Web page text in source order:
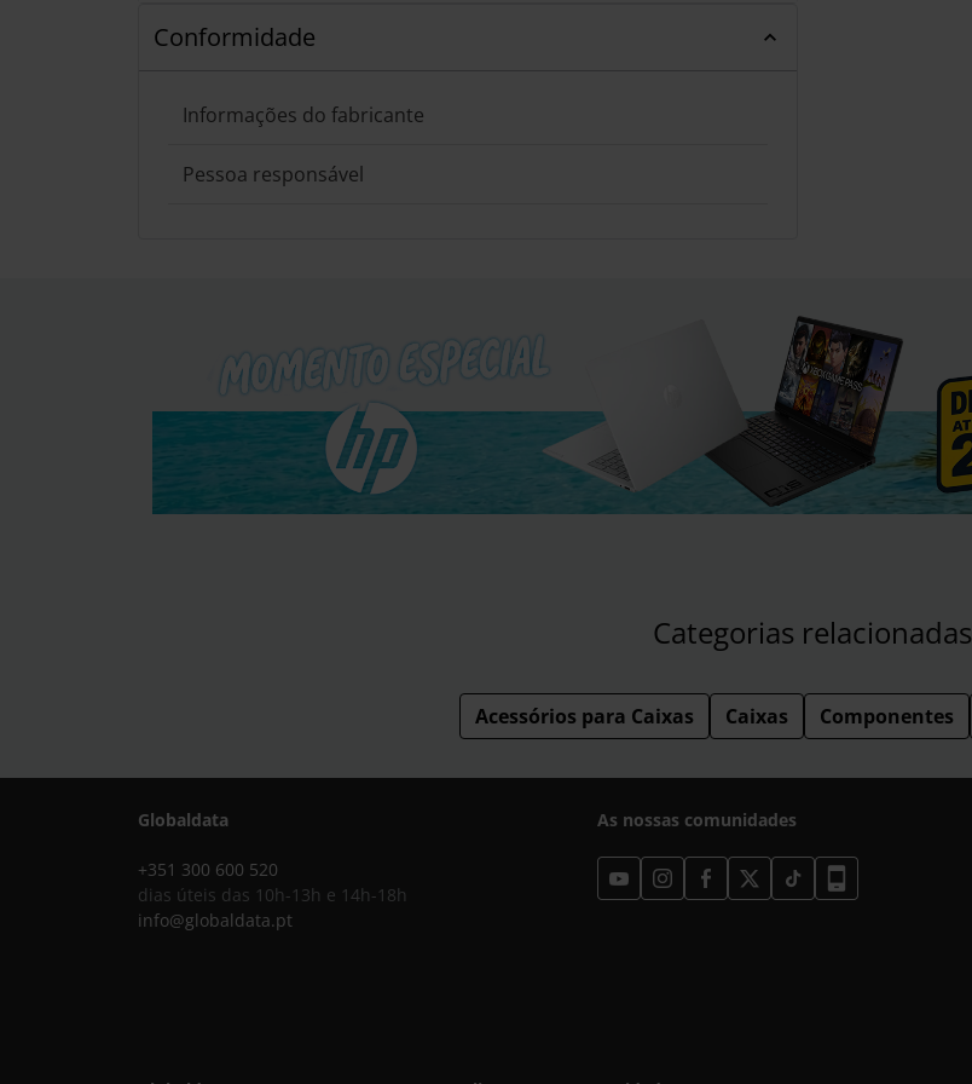
Conformidade
Informações do fabricante
Pessoa responsável
Categorias relacionadas
Acessórios para Caixas Caixas Componentes
Globaldata
+351 300 600 520
dias úteis das 10h-13h e 14h-18h
info@globaldata.pt
As nossas comunidades